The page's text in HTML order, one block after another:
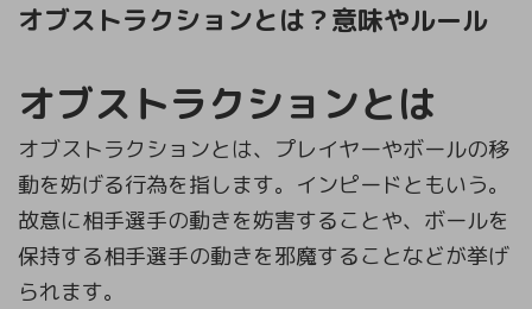
オブストラクションとは？意味やルール
オブストラクションとは
オブストラクションとは、プレイヤーやボールの移
動を妨げる行為を指します。インピードともいう。
故意に相手選手の動きを妨害することや、ボールを
保持する相手選手の動きを邪魔することなどが挙げ
られます。